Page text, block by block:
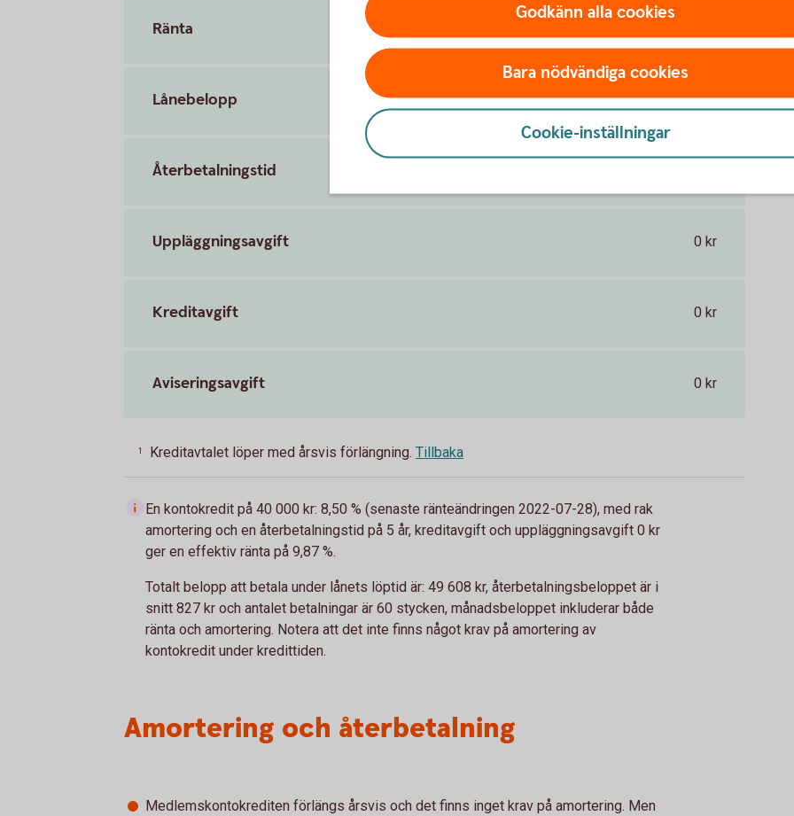
Ränta 8,50 % (senaste ränteändringen 2022-07-28). Räntan är rörlig.
Lånebelopp 10 000 - 50 000 kr
Återbetalningstid
Uppläggningsavgift 0 kr
Kreditavgift 0 kr
Aviseringsavgift 0 kr
1 Kreditavtalet löper med årsvis förlängning. Tillbaka
En kontokredit på 40 000 kr: 8,50 % (senaste ränteändringen 2022-07-28), med rak
amortering och en återbetalningstid på 5 år, kreditavgift och uppläggningsavgift 0 kr
ger en effektiv ränta på 9,87 %.
Totalt belopp att betala under lånets löptid är: 49 608 kr, återbetalningsbeloppet är i
snitt 827 kr och antalet betalningar är 60 stycken, månadsbeloppet inkluderar både
ränta och amortering. Notera att det inte finns något krav på amortering av
kontokredit under kredittiden.
Amortering och återbetalning
Medlemskontokrediten förlängs årsvis och det finns inget krav på amortering. Men
Godkänn alla cookies
Bara nödvändiga cookies
Cookie-inställningar